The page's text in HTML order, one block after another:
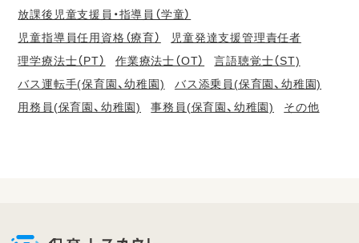
放課後児童支援員・指導員（学童）
児童指導員任用資格（療育）
児童発達支援管理責任者
理学療法士（PT）
作業療法士（OT）
言語聴覚士（ST)
バス運転手(保育園、幼稚園)
バス添乗員(保育園、幼稚園)
用務員(保育園、幼稚園)
事務員(保育園、幼稚園) その他